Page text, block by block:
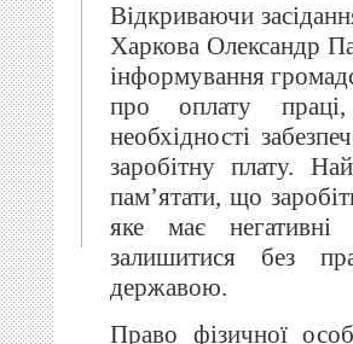
Відкриваючи
Харкова Олександр
інформування
про оплату
необхідності
заробітну плату.
пам’ятати, що
яке має негативні
залишитися без
державою.
Право фізичної